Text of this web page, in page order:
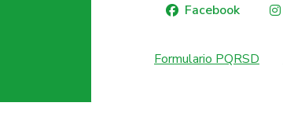
Facebook
Formulario PQRSD